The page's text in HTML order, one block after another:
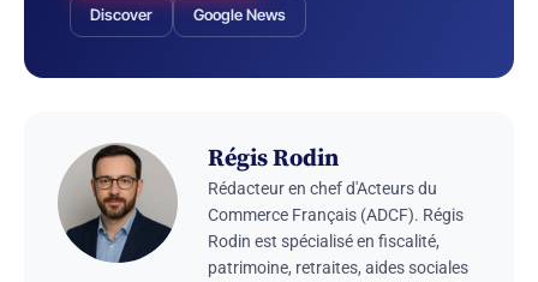
Discover Google News
Régis Rodin
Rédacteur en chef d'Acteurs du
Commerce Français (ADCF). Régis
Rodin est spécialisé en fiscalité,
patrimoine, retraites, aides sociales